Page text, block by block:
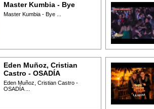
Master Kumbia - Bye
Master Kumbia - Bye ...
Eden Muñoz, Cristian
Castro - OSADÍA
Eden Muñoz, Cristian Castro -
OSADÍA ...